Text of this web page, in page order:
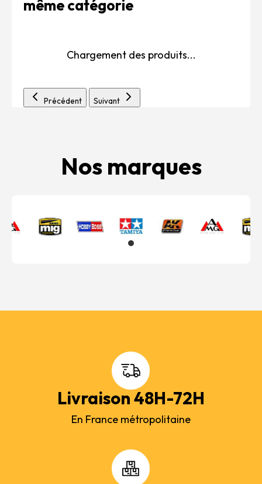
même catégorie
Chargement des produits...
Précédent Suivant
Nos marques
Livraison 48H-72H
En France métropolitaine